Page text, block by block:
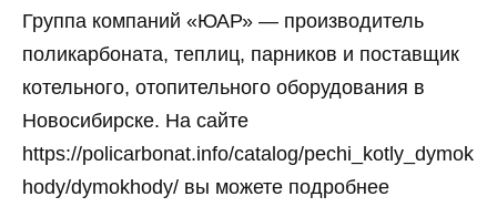
Группа компаний «ЮАР» — производитель
поликарбоната, теплиц, парников и поставщик
котельного, отопительного оборудования в
Новосибирске. На сайте
https://policarbonat.info/catalog/pechi_kotly_dymok
hody/dymokhody/ вы можете подробнее